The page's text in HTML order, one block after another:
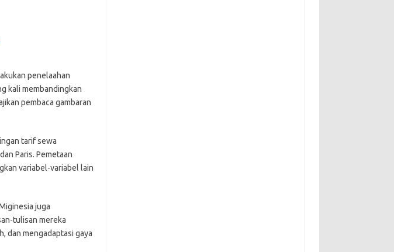
penelaahan
kali membandingkan
pembaca gambaran
tarif sewa
Paris. Pemetaan
variabel-variabel lain
juga
tulisan mereka
dan mengadaptasi gaya